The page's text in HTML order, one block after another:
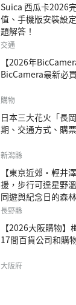
Suica 西瓜卡2026
值、手機版安裝設
題解答！
交通
【2026年
BicCamera最新必
購物
日本三大花火「長
期、交通方式、購
新潟縣
【東京近郊・輕井
援，步行可達星野
同遊與紀念日的森
森四季VILLA」
長野縣
【2026大阪購物】
17間百貨公司和購
大阪府